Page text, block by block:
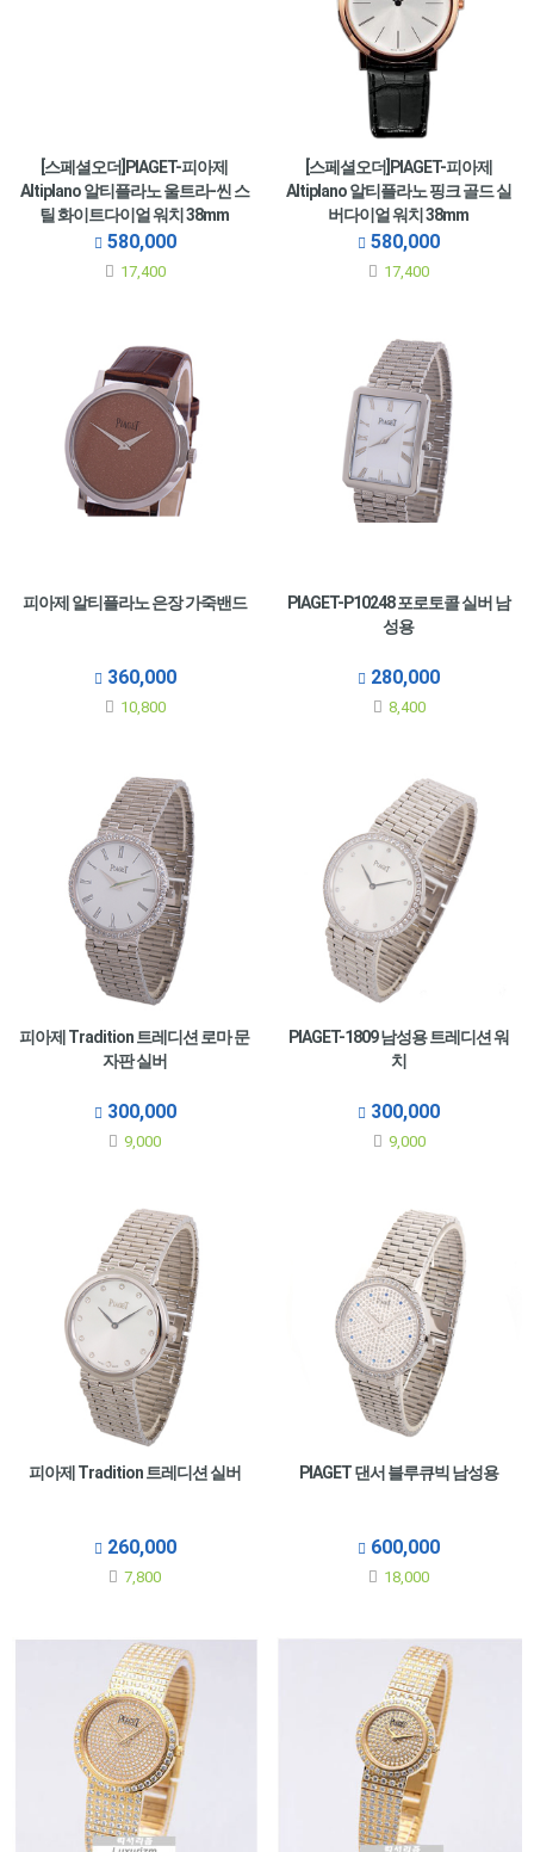
[스페셜오더]PIAGET-피아제
Altiplano 알티플라노 울트라-씬 스
틸 화이트다이얼 워치 38mm
580,000
17,400
[스페셜오더]PIAGET-피아제
Altiplano 알티플라노 핑크 골드 실
버다이얼 워치 38mm
580,000
17,400
피아제 알티플라노 은장 가죽밴드
360,000
10,800
PIAGET-P10248 포로토콜 실버 남
성용
280,000
8,400
피아제 Tradition 트레디션 로마 문
자판 실버
300,000
9,000
PIAGET-1809 남성용 트레디션 워
치
300,000
9,000
피아제 Tradition 트레디션 실버
260,000
7,800
PIAGET 댄서 블루큐빅 남성용
600,000
18,000